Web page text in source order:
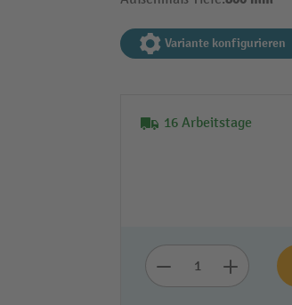
Variante konfigurieren
16 Arbeitstage